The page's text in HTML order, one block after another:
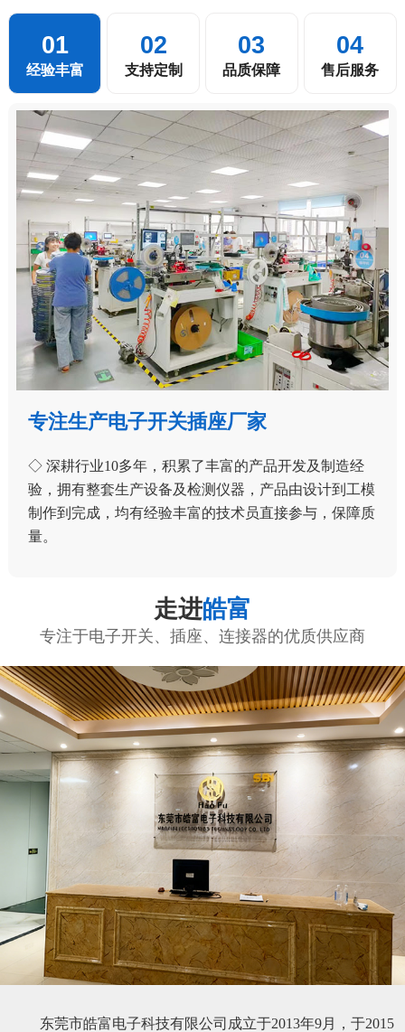
01
经验丰富
02
支持定制
03
品质保障
04
售后服务
专注生产电子开关插座厂家
◇ 深耕行业10多年，积累了丰富的产品开发及制造经
验，拥有整套生产设备及检测仪器，产品由设计到工模
制作到完成，均有经验丰富的技术员直接参与，保障质
量。
走进皓富
专注于电子开关、插座、连接器的优质供应商
东莞市皓富电子科技有限公司成立于2013年9月，于2015